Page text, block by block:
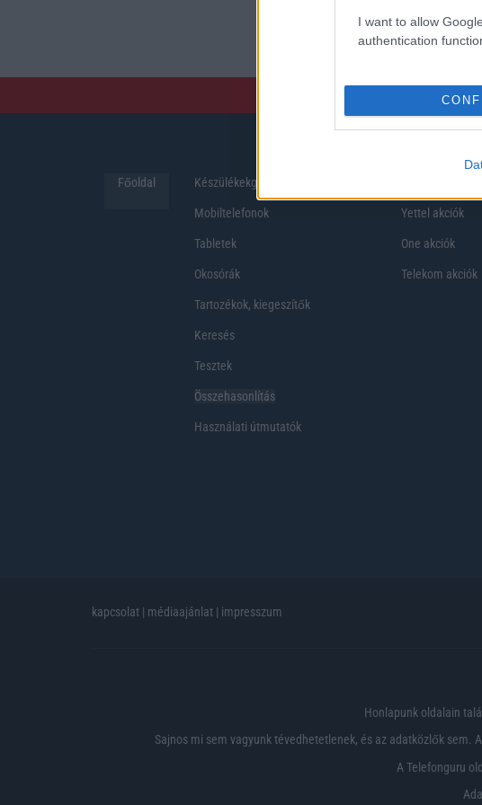
I want to allow
authentication
preferenciákkal rendelkezik, így a
Főoldal Készülékekguru
Mobiltelefonok
Tabletek
Okosórák
Tartozékok, kiegeszítők
Keresés
Tesztek
Összehasonlítás
Használati útmutatók
Yettel akciók
One akciók
Telekom akciók
kapcsolat | médiaajánlat | impresszum
Honlapunk oldalain
Sajnos mi sem vagyunk tévedhetetlenek, és az adatközlők
A Telefonguru